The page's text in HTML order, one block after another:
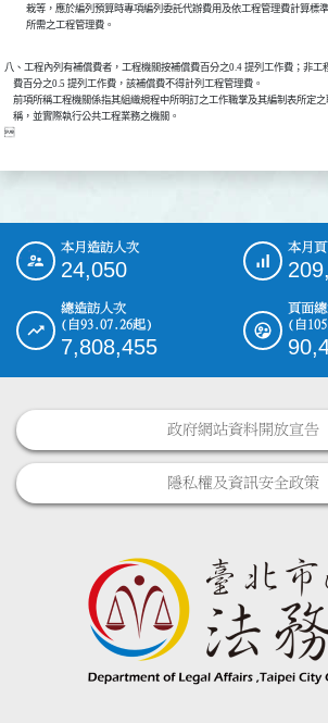
栽等，應於編列預算時專項編列委託代辦費用及依工程管理費計算標
八、工程內列有補償費者，工程機關按補償費百分之0.4 提列工作費；非工
    費百分之0.5 提列工作費，該補償費不得計列工程管理費。
前項所稱工程機關係指其組織規程中所明訂之工作職掌及其編制表所定
    稱，並實際執行公共工程業務之機關。
::: 本月造訪人次
24,050
本月
總造訪人次
(自93.07.26起)
7,808,455
頁面
(自
政府網站資料開放宣告
隱私權及資訊安全政策